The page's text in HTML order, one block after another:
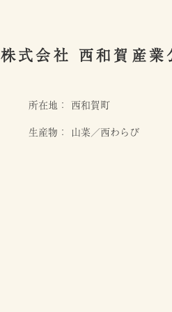
株式会社 西和賀産業
所在地： 西和賀町
生産物： 山菜／西わらび